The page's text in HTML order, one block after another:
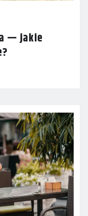
— jakie